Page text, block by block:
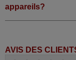
appareils?
AVIS DES